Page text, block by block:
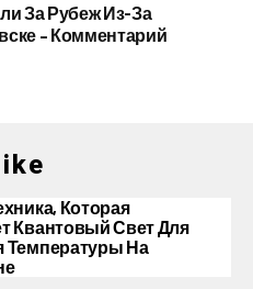
За Рубеж Из-За
– Комментарий
Которая
Квантовый Свет Для
Температуры На